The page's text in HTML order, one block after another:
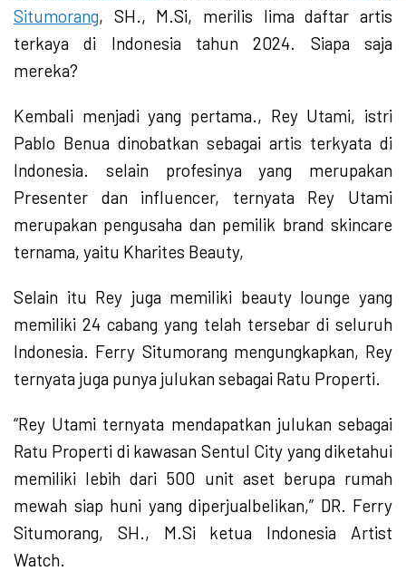
Situmorang, SH., M.Si, merilis lima daftar artis
terkaya di Indonesia tahun 2024. Siapa saja
mereka?
Kembali menjadi yang pertama., Rey Utami, istri
Pablo Benua dinobatkan sebagai artis terkyata di
Indonesia. selain profesinya yang merupakan
Presenter dan influencer, ternyata Rey Utami
merupakan pengusaha dan pemilik brand skincare
ternama, yaitu Kharites Beauty,
Selain itu Rey juga memiliki beauty lounge yang
memiliki 24 cabang yang telah tersebar di seluruh
Indonesia. Ferry Situmorang mengungkapkan, Rey
ternyata juga punya julukan sebagai Ratu Properti.
“Rey Utami ternyata mendapatkan julukan sebagai
Ratu Properti di kawasan Sentul City yang diketahui
memiliki lebih dari 500 unit aset berupa rumah
mewah siap huni yang diperjualbelikan,” DR. Ferry
Situmorang, SH., M.Si ketua Indonesia Artist
Watch.